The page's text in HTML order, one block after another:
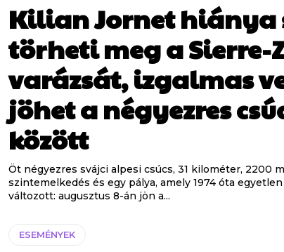
Kilian Jornet hiánya
törheti meg a Sierre-
varázsát, izgalmas
jöhet a négyezres
között
Öt négyezres svájci alpesi csúcs, 31 kilométer, 2200
szintemelkedés és egy pálya, amely 1974 óta
változott: augusztus 8-án jön a...
ESEMÉNYEK